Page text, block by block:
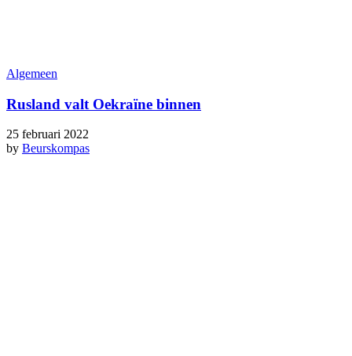
Algemeen
Rusland valt Oekraïne binnen
25 februari 2022
by Beurskompas